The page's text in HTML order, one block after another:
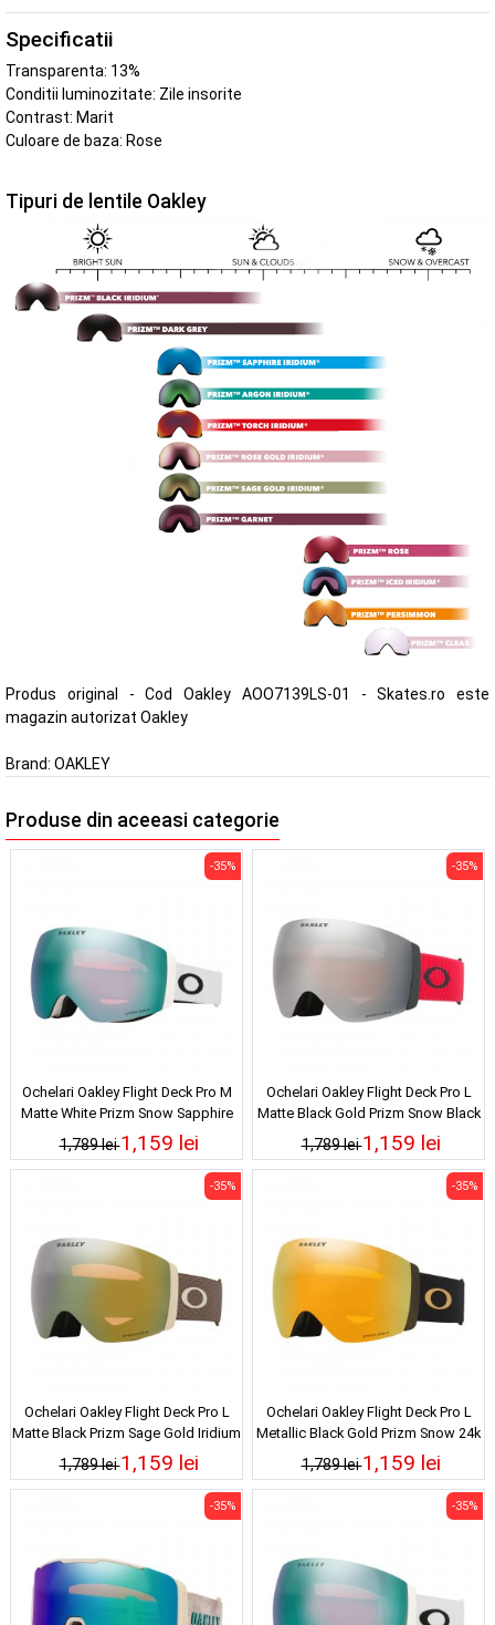
Specificatii
Transparenta: 13%
Conditii luminozitate: Zile insorite
Contrast: Marit
Culoare de baza: Rose
Tipuri de lentile Oakley
Produs original - Cod Oakley AOO7139LS-01 - Skates.ro este
magazin autorizat Oakley
Brand: OAKLEY
Produse din aceeasi categorie
Ochelari Oakley Flight Deck Pro M
Matte White Prizm Snow Sapphire
Iridium 25/26
1,789 lei
-35%
1,159 lei
Ochelari Oakley Flight Deck Pro L
Matte Black Gold Prizm Snow Black
Iridium 25/26
1,789 lei
-35%
1,159 lei
Ochelari Oakley Flight Deck Pro L
Matte Black Prizm Sage Gold Iridium
25/26
1,789 lei
-35%
1,159 lei
Ochelari Oakley Flight Deck Pro L
Metallic Black Gold Prizm Snow 24k
Iridium 25/26
1,789 lei
-35%
1,159 lei
-35% -35%